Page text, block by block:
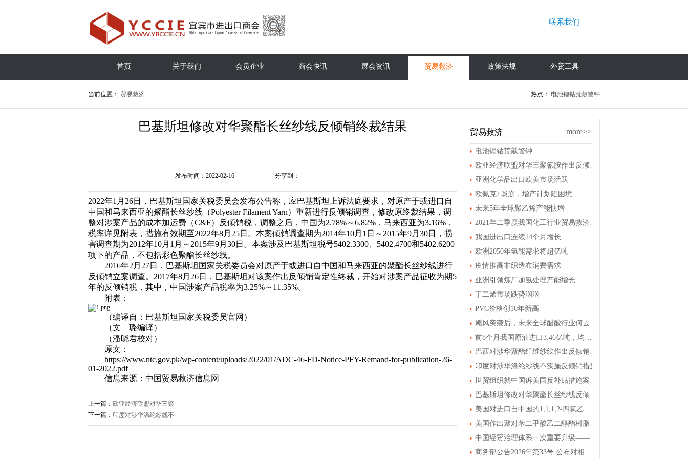
联系我们
首页 关于我们 会员企业 商会快讯 展会资讯 贸易救济 政策法规 外贸工具
当前位置： 贸易救济 热点： 电池锂钴荒敲警钟
巴基斯坦修改对华聚酯长丝纱线反倾销终裁结果
发布时间：2022-02-16 分享到：
2022年1月26日，巴基斯坦国家关税委员会发布公告称，应巴基斯坦上诉法庭要求，对原产于或进口自
中国和马来西亚的聚酯长丝纱线（Polyester Filament Yarn）重新进行反倾销调查，修改原终裁结果，调
整对涉案产品的成本加运费（C&F）反倾销税，调整之后，中国为2.78%～6.82%，马来西亚为3.16%，
税率详见附表，措施有效期至2022年8月25日。本案倾销调查期为2014年10月1日～2015年9月30日，损
害调查期为2012年10月1月～2015年9月30日。本案涉及巴基斯坦税号5402.3300、5402.4700和5402.6200
项下的产品，不包括彩色聚酯长丝纱线。
2016年2月27日，巴基斯坦国家关税委员会对原产于或进口自中国和马来西亚的聚酯长丝纱线进行
反倾销立案调查。2017年8月26日，巴基斯坦对该案作出反倾销肯定性终裁，开始对涉案产品征收为期5
年的反倾销税，其中，中国涉案产品税率为3.25%～11.35%。
附表：
（编译自：巴基斯坦国家关税委员官网）
（文 璐编译）
（潘晓君校对）
原文：
https://www.ntc.gov.pk/wp-content/uploads/2022/01/ADC-46-FD-Notice-PFY-Remand-for-publication-26-
01-2022.pdf
信息来源：中国贸易救济信息网
上一篇： 欧亚经济联盟对华三聚
下一篇： 印度对涉华涤纶纱线不
贸易救济 more>>
电池锂钴荒敲警钟
欧亚经济联盟对华三聚氰胺作出反倾销终裁
亚洲化学品出口欧美市场活跃
欧佩克+谈崩，增产计划陷困境
未来5年全球聚乙烯产能快增
2021年二季度我国化工行业贸易救济案件情况
我国进出口连续14个月增长
欧洲2050年氢能需求将超亿吨
疫情推高非织造布消费需求
亚洲引领炼厂加氢处理产能增长
丁二烯市场跌势汹汹
PVC价格创10年新高
飓风突袭后，未来全球醋酸行业何去何从
前8个月我国原油进口3.46亿吨，均价上涨30.7%
巴西对涉华聚酯纤维纱线作出反倾销初裁
印度对涉华涤纶纱线不实施反倾销措施
世贸组织就中国诉美国反补贴措施案发布裁决
巴基斯坦修改对华聚酯长丝纱线反倾销终裁结果
美国对进口自中国的1,1,1,2-四氟乙烷进行第一次反倾销日落复审立案调查
美国作出聚对苯二甲酸乙二醇酯树脂第一次双反日落复审产业损害终裁
中国经贸治理体系一次重要升级——专家解读中国首例对外贸易国家安全调查
商务部公告2026年第33号 公布对相关进口打印复印办公设备发起对外贸易国家安全立案调查